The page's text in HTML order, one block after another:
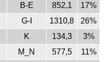
B-E 852,1
17%
G-I 1310,8
26%
K 134,3
3%
M_N 577,5
11%